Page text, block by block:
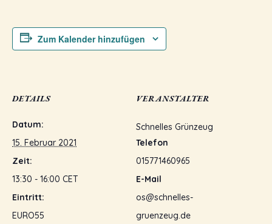
Zum Kalender hinzufügen
DETAILS
Datum:
15. Februar 2021
Zeit:
13:30 - 16:00 CET
Eintritt:
EURO55
VERANSTALTER
Schnelles Grünzeug
Telefon
015771460965
E-Mail
os@schnelles-
gruenzeug.de